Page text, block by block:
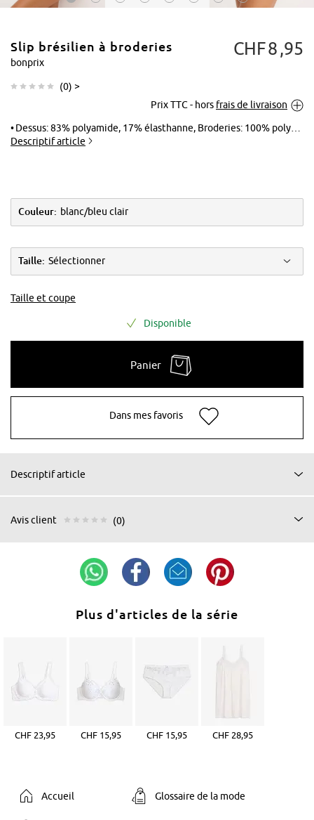
Tapoter pour
agrandir
Slip brésilien à broderies
bonprix
(0) >
CHF8 95
Prix TTC - hors frais de livraison
Dessus: 83% polyamide, 17% élasthanne, Broderies: 100% polyamide
Descriptif article
Couleur: blanc/bleu clair
Taille: Sélectionner
Taille et coupe
Disponible
Panier
Dans mes favoris
Descriptif article
Avis client (0)
Plus d'articles de la série
CHF 23,95 CHF 15,95 CHF 15,95 CHF 28,95
Accueil Glossaire de la mode